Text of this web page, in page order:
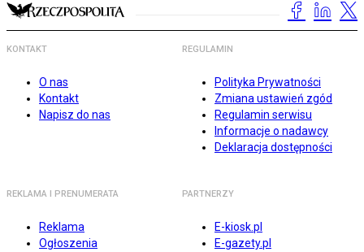
KONTAKT
O nas
Kontakt
Napisz do nas
REGULAMIN
Polityka Prywatności
Zmiana ustawień zgód
Regulamin serwisu
Informacje o nadawcy
Deklaracja dostępności
REKLAMA I PRENUMERATA
Reklama
Ogłoszenia
PARTNERZY
E-kiosk.pl
E-gazety.pl